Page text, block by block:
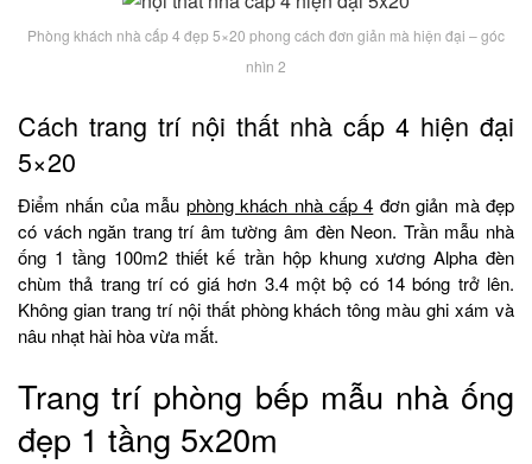
Phòng khách nhà cấp 4 đẹp 5×20 phong cách đơn giản mà hiện đại – góc
nhìn 2
Cách trang trí nội thất nhà cấp 4 hiện đại
5×20
Điểm nhấn của mẫu phòng khách nhà cấp 4 đơn giản mà đẹp
có vách ngăn trang trí âm tường âm đèn Neon. Trần mẫu nhà
ống 1 tầng 100m2 thiết kế trần hộp khung xương Alpha đèn
chùm thả trang trí có giá hơn 3.4 một bộ có 14 bóng trở lên.
Không gian trang trí nội thất phòng khách tông màu ghi xám và
nâu nhạt hài hòa vừa mắt.
Trang trí phòng bếp mẫu nhà ống
đẹp 1 tầng 5x20m